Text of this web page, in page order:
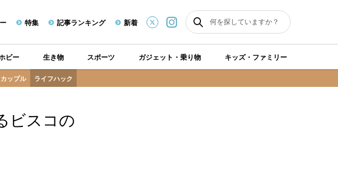
特集 記事ランキング 新着
カップル ライフハック
ビー 生き物 スポーツ ガジェット・乗り物 キッズ・ファミリー
ビスコの